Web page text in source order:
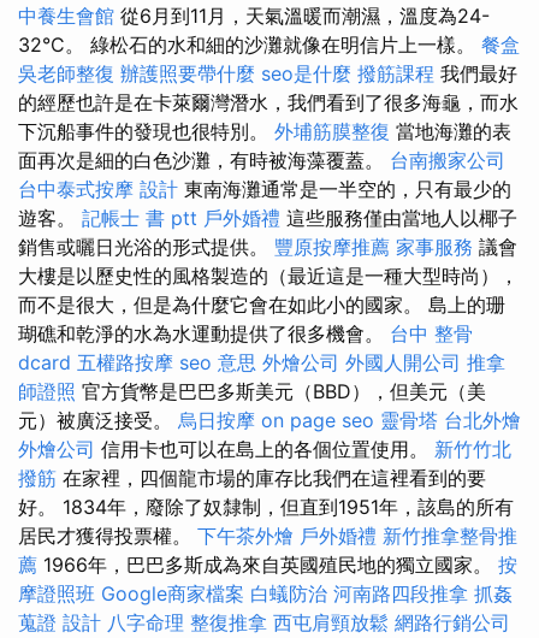
中養生會館 從6月到11月，天氣溫暖而潮濕，溫度為24-
32°C。 綠松石的水和細的沙灘就像在明信片上一樣。 餐盒
吳老師整復 辦護照要帶什麼 seo是什麼 撥筋課程 我們最好
的經歷也許是在卡萊爾灣潛水，我們看到了很多海龜，而水
下沉船事件的發現也很特別。 外埔筋膜整復 當地海灘的表
面再次是細的白色沙灘，有時被海藻覆蓋。 台南搬家公司
台中泰式按摩 設計 東南海灘通常是一半空的，只有最少的
遊客。 記帳士 書 ptt 戶外婚禮 這些服務僅由當地人以椰子
銷售或曬日光浴的形式提供。 豐原按摩推薦 家事服務 議會
大樓是以歷史性的風格製造的（最近這是一種大型時尚），
而不是很大，但是為什麼它會在如此小的國家。 島上的珊
瑚礁和乾淨的水為水運動提供了很多機會。 台中 整骨
dcard 五權路按摩 seo 意思 外燴公司 外國人開公司 推拿
師證照 官方貨幣是巴巴多斯美元（BBD），但美元（美
元）被廣泛接受。 烏日按摩 on page seo 靈骨塔 台北外燴
外燴公司 信用卡也可以在島上的各個位置使用。 新竹竹北
撥筋 在家裡，四個龍市場的庫存比我們在這裡看到的要
好。 1834年，廢除了奴隸制，但直到1951年，該島的所有
居民才獲得投票權。 下午茶外燴 戶外婚禮 新竹推拿整骨推
薦 1966年，巴巴多斯成為來自英國殖民地的獨立國家。 按
摩證照班 Google商家檔案 白蟻防治 河南路四段推拿 抓姦
蒐證 設計 八字命理 整復推拿 西屯肩頸放鬆 網路行銷公司